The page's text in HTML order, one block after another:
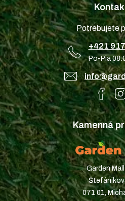
Potrebujete
+421
Po-Pia
Kamenná
Garden Mall
071 01,